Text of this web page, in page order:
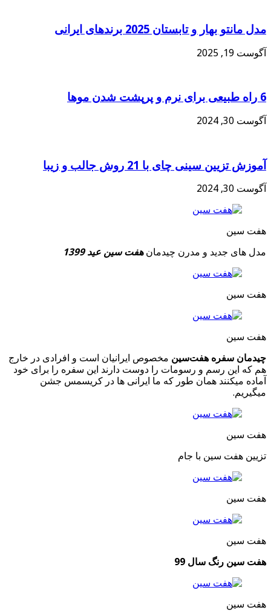
مدل مانتو بهار و تابستان 2025 برندهای ایرانی
آگوست 19, 2025
6 راه طبیعی برای نرم و پرپشت شدن موها
آگوست 30, 2024
آموزش تزیین سینی چای با 21 روش جالب و زیبا
آگوست 30, 2024
هفت سین
مدل های جدید و مدرن چیدمان هفت سین عید 1399
هفت سین
هفت سین
چیدمان سفره هفت‌سین مخصوص ایرانیان است و افرادی در خارج
هم که این رسم و رسومات را دوست دارند این سفره را برای خود
آماده میکنند همان طور که ما ایرانی ها در کریسمس جشن
میگیریم.
هفت سین
تزیین هفت سین با جام
هفت سین
هفت سین
هفت سین رنگ سال 99
هفت سین